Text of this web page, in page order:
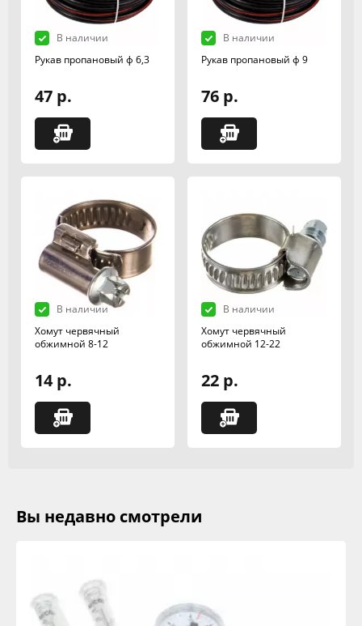
В наличии
Рукав пропановый ф 6,3
47 р.
В наличии
Рукав пропановый ф 9
76 р.
В наличии
Хомут червячный
обжимной 8-12
14 р.
В наличии
Хомут червячный
обжимной 12-22
22 р.
Вы недавно смотрели